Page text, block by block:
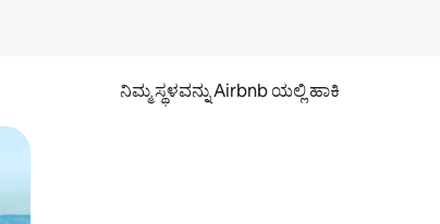
ನಿಮ್ಮ ಸ್ಥಳವನ್ನು Airbnb ಯಲ್ಲಿ ಹಾಕಿ